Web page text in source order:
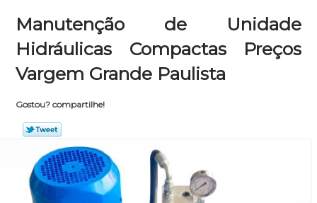
Manutenção de Unidade
Hidráulicas Compactas Preços
Vargem Grande Paulista
Gostou? compartilhe!